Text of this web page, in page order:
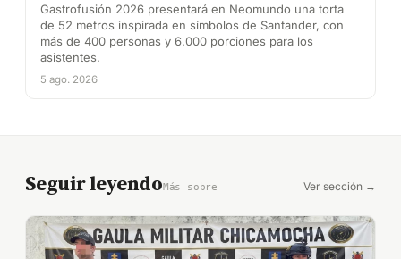
Gastrofusión 2026 presentará en Neomundo una torta
de 52 metros inspirada en símbolos de Santander, con
más de 400 personas y 6.000 porciones para los
asistentes.
5 ago. 2026
Seguir leyendoMás sobre Ver sección →